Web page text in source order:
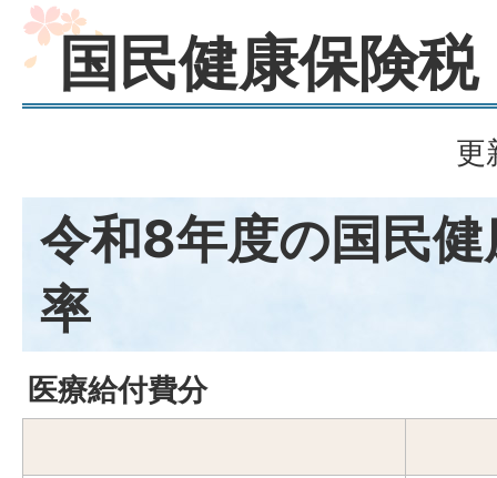
国民健康保険
更
令和8年度の国民
率
医療給付費分